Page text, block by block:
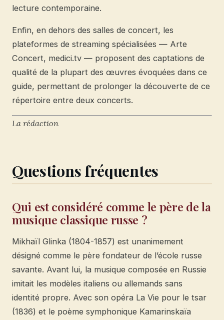
lecture contemporaine.
Enfin, en dehors des salles de concert, les
plateformes de streaming spécialisées — Arte
Concert, medici.tv — proposent des captations de
qualité de la plupart des œuvres évoquées dans ce
guide, permettant de prolonger la découverte de ce
répertoire entre deux concerts.
La rédaction
Questions fréquentes
Qui est considéré comme le père de la
musique classique russe ?
Mikhaïl Glinka (1804-1857) est unanimement
désigné comme le père fondateur de l’école russe
savante. Avant lui, la musique composée en Russie
imitait les modèles italiens ou allemands sans
identité propre. Avec son opéra La Vie pour le tsar
(1836) et le poème symphonique Kamarinskaïa